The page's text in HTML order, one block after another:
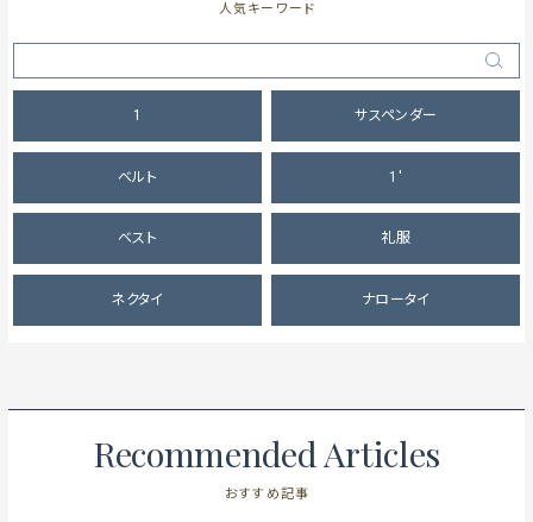
人気キーワード
1 サスペンダー
ベルト 1'
ベスト 礼服
ネクタイ ナロータイ
Recommended Articles
おすすめ記事